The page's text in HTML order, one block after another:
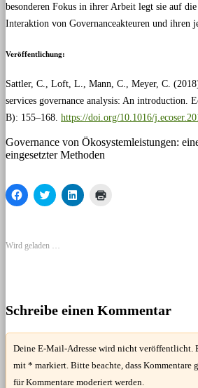
besonderen Fokus in ihrer Arbeit legt sie auf
Interaktion von Governanceakteuren und ihren
Veröffentlichung:
Sattler, C., Loft, L., Mann, C., Meyer, C.
services governance analysis: An introduction.
B): 155–168. https://doi.org/10.1016/
Governance von Ökosystemleistungen:
eingesetzter Methoden
Klick,
um
(Wird
Klick,
um
(Wird
Klick,
um
Wird geladen …
Schreibe einen Kommentar
Deine E-Mail-Adresse wird nicht veröffentlicht.
mit * markiert. Bitte beachte, dass Kommentare
für Kommentare moderiert werden.